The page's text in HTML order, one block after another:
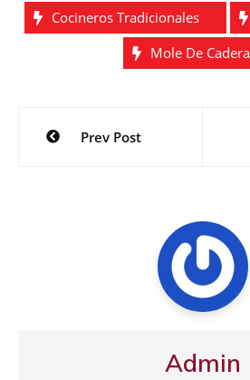
Cocineros Tradicionales
Mole De
Navegación
Prev Post
Admin